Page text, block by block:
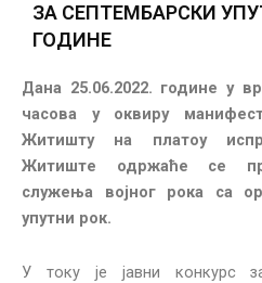
ЗА СЕПТЕМБАРСКИ
ГОДИНЕ
Дана 25.06.2022. године у
часова у оквиру
Житишту на платоу
Житиште одржаће се
служења војног рока са
упутни рок.
У току је јавни конкурс